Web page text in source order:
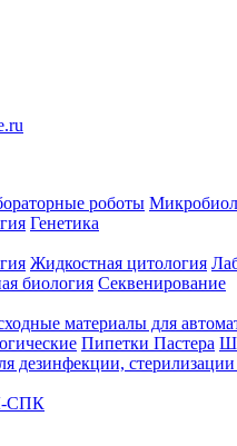
роботы
Генетика
Жидкостная цитология
биология Секвенирование
материалы для
Пипетки Пастера
дезинфекции,
СПК